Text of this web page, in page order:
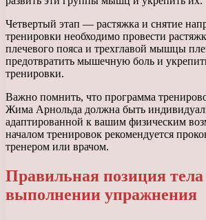
Четвертый этап — растяжка и снятие
тренировки необходимо провести
плечевого пояса и трехглавой мышцы
предотвратить мышечную боль и
тренировки.
Важно помнить, что программа
Жима Арнольда должна быть
адаптированной к вашим физическим
началом тренировок рекомендуется
тренером или врачом.
Правильная позиция
выполнении упражнения